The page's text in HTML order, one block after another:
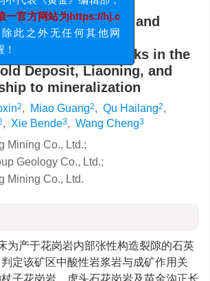
characteristics and
of
magmatic rocks in the
Deposit, Liaoning, and
to mineralization
2, Miao Guang2, Qu Hailang2,
, Xie Bende3, Wang Cheng3
Mining Co., Ltd.;
Geology Co., Ltd.;
Mining Co., Ltd.
为产于花岗岩内部张性构造裂隙的石英
定该矿区中酸性岩浆岩与成矿作用关
子花岗岩、虎头石花岗岩及苗金沟正长
均不代表《黄金》编辑部；
唯一官方网站为https://hj.c
除此之外无任何其他网